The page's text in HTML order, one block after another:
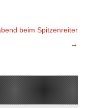
beim Spitzenreiter
→